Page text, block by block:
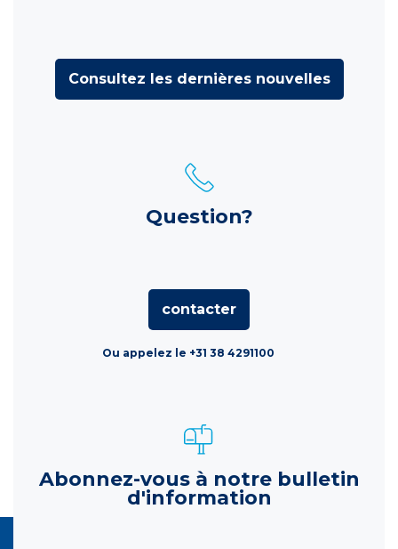
Consultez les dernières nouvelles
Question?
contacter
Ou appelez le +31 38 4291100
Abonnez-vous à notre bulletin
d'information